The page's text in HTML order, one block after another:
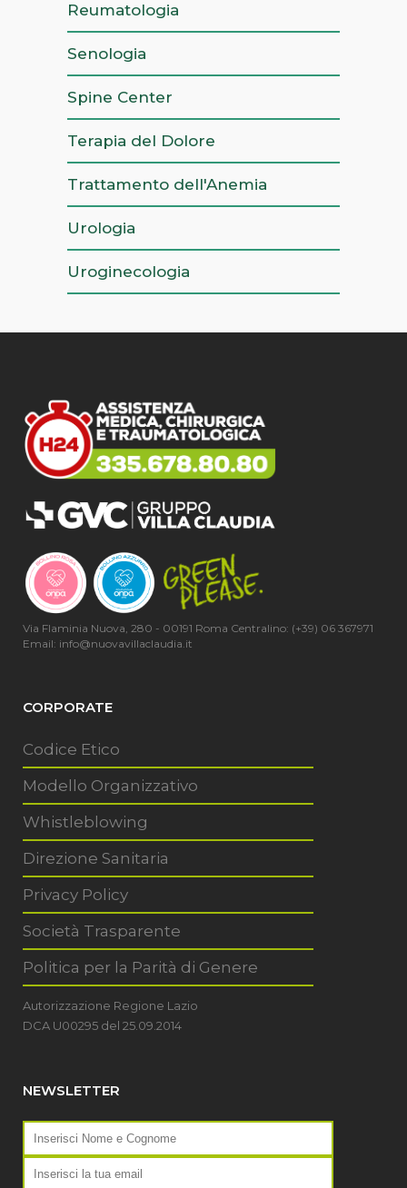
Reumatologia
Senologia
Spine Center
Terapia del Dolore
Trattamento dell'Anemia
Urologia
Uroginecologia
Via Flaminia Nuova, 280 - 00191 Roma Centralino: (+39) 06 367971
Email: info@nuovavillaclaudia.it
CORPORATE
Codice Etico
Modello Organizzativo
Whistleblowing
Direzione Sanitaria
Privacy Policy
Società Trasparente
Politica per la Parità di Genere
Autorizzazione Regione Lazio
DCA U00295 del 25.09.2014
NEWSLETTER